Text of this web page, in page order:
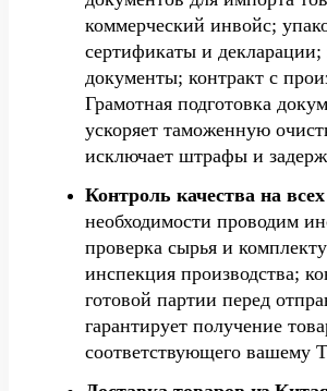
коммерческий инвойс;
сертификаты и декларации;
документы; контракт с
Грамотная подготовка
ускоряет таможенную
исключает штрафы и
Контроль качества на
необходимости проводим
проверка сырья и
инспекция производства;
готовой партии перед
гарантирует получение
соответствующего вашему